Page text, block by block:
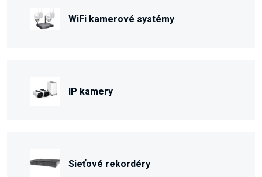
WiFi kamerové systémy
IP kamery
Sieťové rekordéry